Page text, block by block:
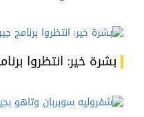
بشرة خير: انتظروا